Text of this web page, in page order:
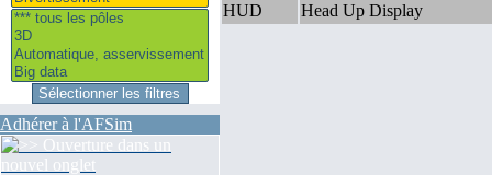
Adhérer à l'AFSim
HUD
Head Up Display